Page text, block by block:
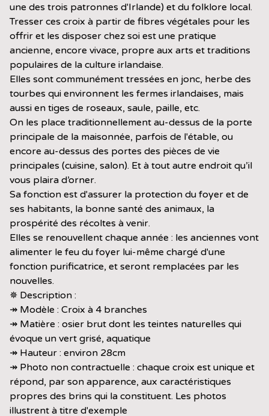
une des trois patronnes d'Irlande) et du folklore local.
Tresser ces croix à partir de fibres végétales pour les
offrir et les disposer chez soi est une pratique
ancienne, encore vivace, propre aux arts et traditions
populaires de la culture irlandaise.
Elles sont communément tressées en jonc, herbe des
tourbes qui environnent les fermes irlandaises, mais
aussi en tiges de roseaux, saule, paille, etc.
On les place traditionnellement au-dessus de la porte
principale de la maisonnée, parfois de l'étable, ou
encore au-dessus des portes des pièces de vie
principales (cuisine, salon). Et à tout autre endroit qu’il
vous plaira d’orner.
Sa fonction est d'assurer la protection du foyer et de
ses habitants, la bonne santé des animaux, la
prospérité des récoltes à venir.
Elles se renouvellent chaque année : les anciennes vont
alimenter le feu du foyer lui-même chargé d'une
fonction purificatrice, et seront remplacées par les
nouvelles.
✵ Description :
↠ Modèle : Croix à 4 branches
↠ Matière : osier brut dont les teintes naturelles qui
évoque un vert grisé, aquatique
↠ Hauteur : environ 28cm
↠ Photo non contractuelle : chaque croix est unique et
répond, par son apparence, aux caractéristiques
propres des brins qui la constituent. Les photos
illustrent à titre d'exemple